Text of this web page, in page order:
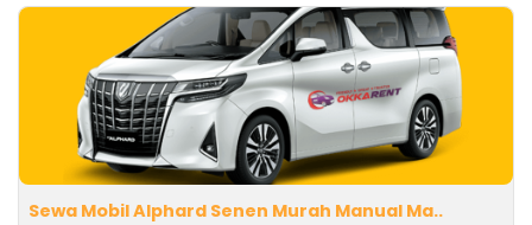
Sewa Mobil Alphard Senen Murah Manual Ma..